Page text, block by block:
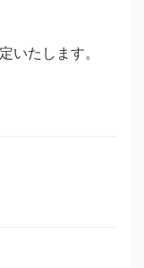
いたします。